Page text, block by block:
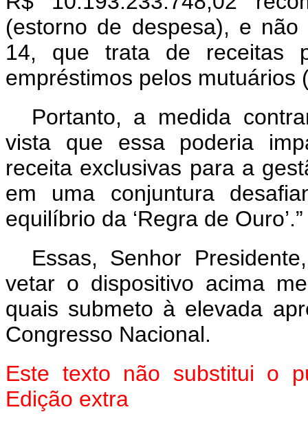
(estorno de despesa), e
14, que trata de receitas
empréstimos pelos mutuários
Portanto, a medida
vista que essa poderia
receita exclusivas para a
em uma conjuntura
equilíbrio da ‘Regra de Ouro’.”
Essas, Senhor
vetar o dispositivo acima
quais submeto à elevada
Congresso Nacional.
Este texto não substitui o
Edição extra